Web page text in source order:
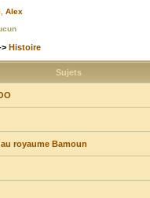
Alex
> Histoire
Sujets
royaume Bamoun